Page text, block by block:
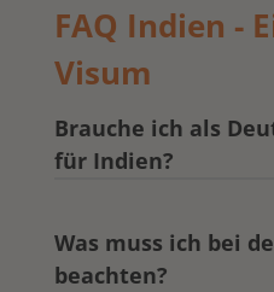
FAQ Indien -
Visum
Brauche ich als
für Indien?
Was muss ich bei
beachten?